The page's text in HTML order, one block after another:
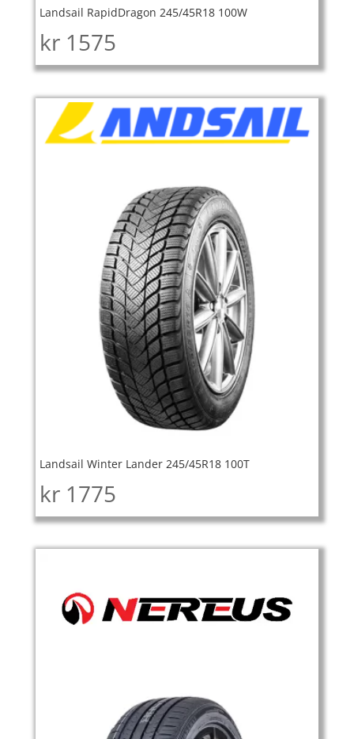
Landsail RapidDragon 245/45R18 100W
kr 1575
Landsail Winter Lander 245/45R18 100T
kr 1775